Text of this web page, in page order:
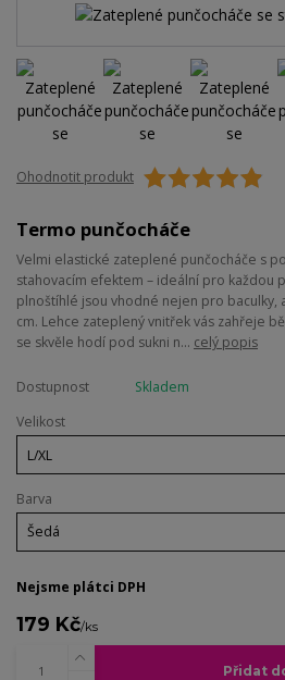
Ohodnotit produkt
Termo punčocháče
Velmi elastické zateplené punčocháče s
stahovacím efektem – ideální pro každou
plnoštíhlé jsou vhodné nejen pro baculky,
cm. Lehce zateplený vnitřek vás zahřeje
se skvěle hodí pod sukni n... celý popis
Dostupnost
Skladem
Velikost
Barva
Nejsme plátci DPH
179 Kč/ks
Přidat